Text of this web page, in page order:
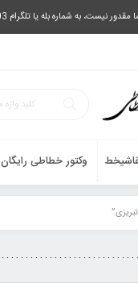
بفرستید، یا تماس بگیرید و طرح مورد نظر خود را دریافت نمایید.
وکتور خطاطی رایگان